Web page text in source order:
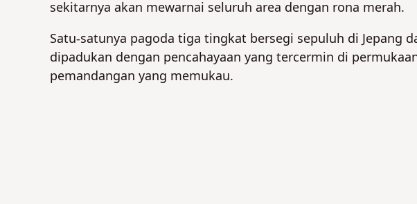
sekitarnya akan mewarnai seluruh area dengan rona merah.
Satu-satunya pagoda tiga tingkat bersegi sepuluh di Jepang
dipadukan dengan pencahayaan yang tercermin di
pemandangan yang memukau.